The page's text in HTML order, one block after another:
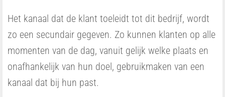
Het kanaal dat de klant toeleidt tot dit bedrijf, wordt
zo een secundair gegeven. Zo kunnen klanten op alle
momenten van de dag, vanuit gelijk welke plaats en
onafhankelijk van hun doel, gebruikmaken van een
kanaal dat bij hun past.